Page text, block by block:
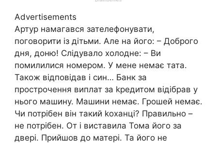
Advertisements
Артур намагався зателефонувати,
поговорити із дітьми. Але на його: – Доброго
дня, доню! Слідувало холодне: – Ви
помилилися номером. У мене немає тата.
Також відповідав і син… Банк за
прострочення виплат за kредитом відібрав у
нього машину. Машини немає. Грошей немає.
Чи потрібен він такий kоханці? Правильно –
не потрібен. От і виставила Тома його за
двері. Прийшов до матері. Та його не